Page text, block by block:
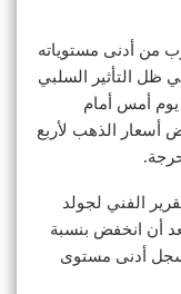
من أدنى مستوياته
ظل التأثير السلبي
يوم أمس أمام
أسعار الذهب لأربع
الفني لجولد
للأونصة بعد أن انخفض بنسبة
أدنى مستوى